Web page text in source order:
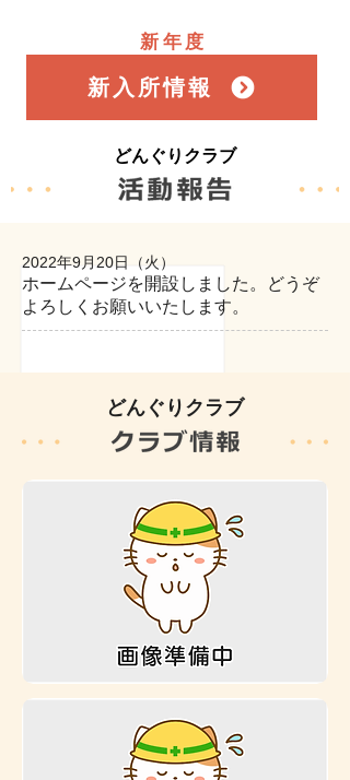
新年度
新入所情報
どんぐりクラブ
2022年9月20日（火）
ホームページを開設しました。
​どうぞ
よろしくお願いいたします。
どんぐりクラブ